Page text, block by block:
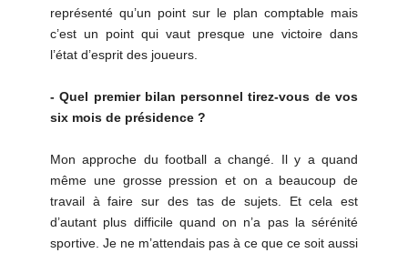
représenté qu’un point sur le plan comptable mais
c’est un point qui vaut presque une victoire dans
l’état d’esprit des joueurs.
- Quel premier bilan personnel tirez-vous de vos
six mois de présidence ?
Mon approche du football a changé. Il y a quand
même une grosse pression et on a beaucoup de
travail à faire sur des tas de sujets. Et cela est
d’autant plus difficile quand on n’a pas la sérénité
sportive. Je ne m’attendais pas à ce que ce soit aussi